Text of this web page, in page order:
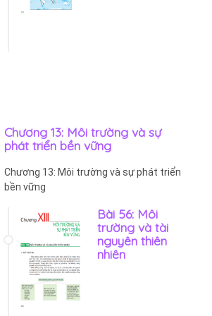
Chương 13: Môi trường và sự
phát triển bền vững
Chương 13: Môi trường và sự phát triển
bền vững
Bài 56: Môi
trường và tài
nguyên thiên
nhiên